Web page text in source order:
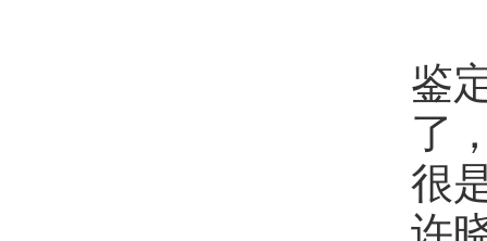
鉴
了
很